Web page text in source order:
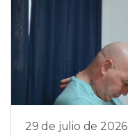
29 de julio de 2026